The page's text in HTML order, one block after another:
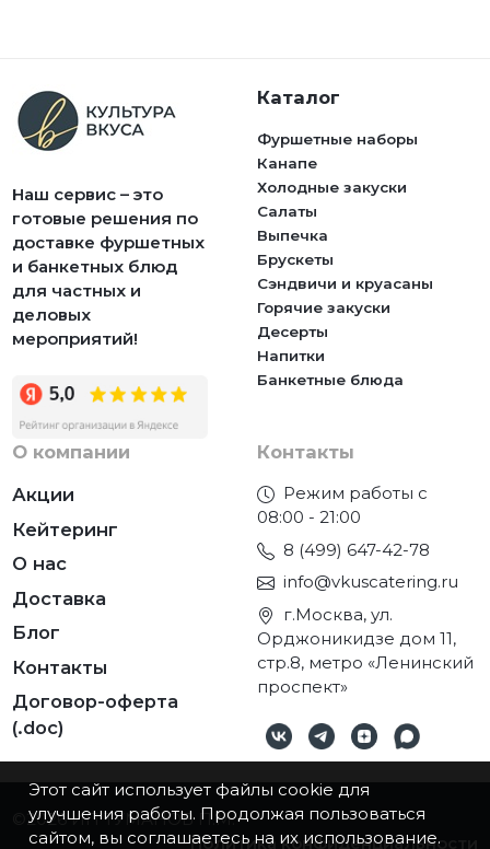
Наш сервис – это
готовые решения по
доставке фуршетных
и банкетных блюд
для частных и
деловых
мероприятий!
Каталог
Фуршетные наборы
Канапе
Холодные закуски
Салаты
Выпечка
Брускеты
Сэндвичи и круасаны
Горячие закуски
Десерты
Напитки
Банкетные блюда
О компании
Акции
Кейтеринг
О нас
Доставка
Блог
Контакты
Договор-оферта
(.doc)
Контакты
Режим работы с
08:00 - 21:00
8 (499) 647-42-78
info@vkuscatering.ru
г.Москва, ул.
Орджоникидзе дом 11,
стр.8, метро «Ленинский
проспект»
©2026ИП ТУМАНОВ П.М.
Политика конфиденциальности
Этот сайт использует файлы cookie для
улучшения работы. Продолжая пользоваться
сайтом, вы соглашаетесь на их использование.